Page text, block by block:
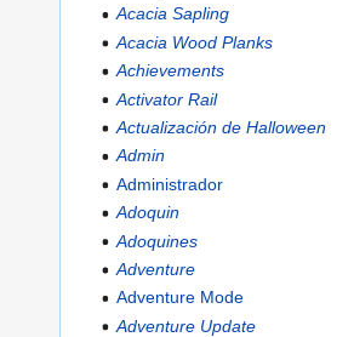
Acacia Sapling
Acacia Wood Planks
Achievements
Activator Rail
Actualización de Halloween
Admin
Administrador
Adoquin
Adoquines
Adventure
Adventure Mode
Adventure Update